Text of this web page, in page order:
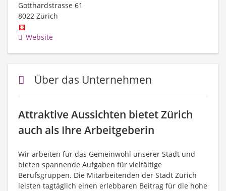
Gotthardstrasse 61
8022 Zürich
Website
Über das Unternehmen
Attraktive Aussichten bietet Zürich
auch als Ihre Arbeitgeberin
Wir arbeiten für das Gemeinwohl unserer Stadt und
bieten spannende Aufgaben für vielfältige
Berufsgruppen. Die Mitarbeitenden der Stadt Zürich
leisten tagtäglich einen erlebbaren Beitrag für die hohe